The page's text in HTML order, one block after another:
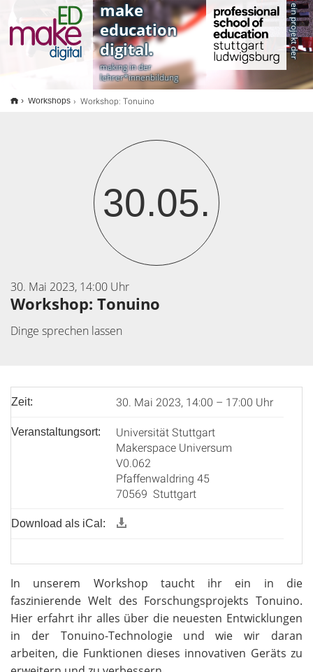
make
education
digital.
making in der
lehrer*innenbildung
ein projekt der
Workshops Workshop: Tonuino
30.05.
Workshop: Tonuino
30. Mai 2023, 14:00 Uhr
Dinge sprechen lassen
Zeit: 30. Mai 2023, 14:00 – 17:00 Uhr
Veranstaltungsort:
Universität Stuttgart
Makerspace Universum
V0.062
Pfaffenwaldring 45
70569 Stuttgart
Download als iCal:
In unserem Workshop taucht ihr ein in die
faszinierende Welt des Forschungsprojekts Tonuino.
Hier erfahrt ihr alles über die neuesten Entwicklungen
in der Tonuino-Technologie und wie wir daran
arbeiten, die Funktionen dieses innovativen Geräts zu